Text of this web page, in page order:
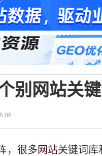
别网站关
，很多网站关键词库